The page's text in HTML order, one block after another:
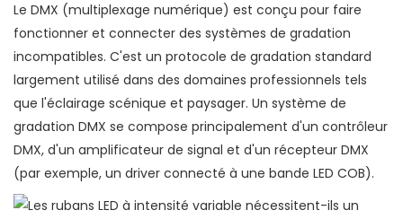
Le DMX (multiplexage numérique) est conçu pour faire
fonctionner et connecter des systèmes de gradation
incompatibles. C'est un protocole de gradation standard
largement utilisé dans des domaines professionnels tels
que l'éclairage scénique et paysager. Un système de
gradation DMX se compose principalement d'un contrôleur
DMX, d'un amplificateur de signal et d'un récepteur DMX
(par exemple, un driver connecté à une bande LED COB).